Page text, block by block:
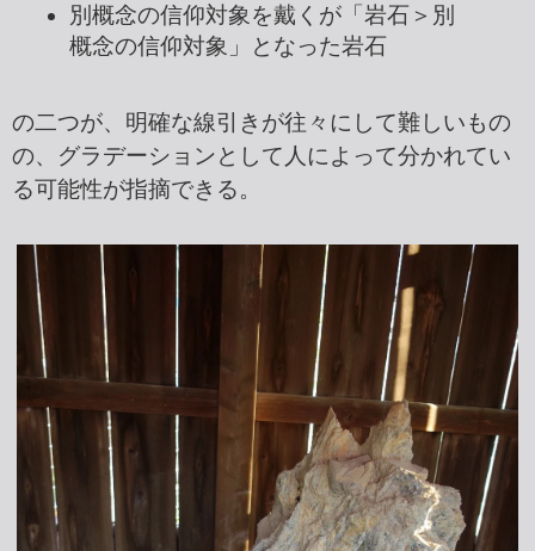
別概念の信仰対象を戴くが「岩石＞別
概念の信仰対象」となった岩石
の二つが、明確な線引きが往々にして難しいもの
の、グラデーションとして人によって分かれてい
る可能性が指摘できる。